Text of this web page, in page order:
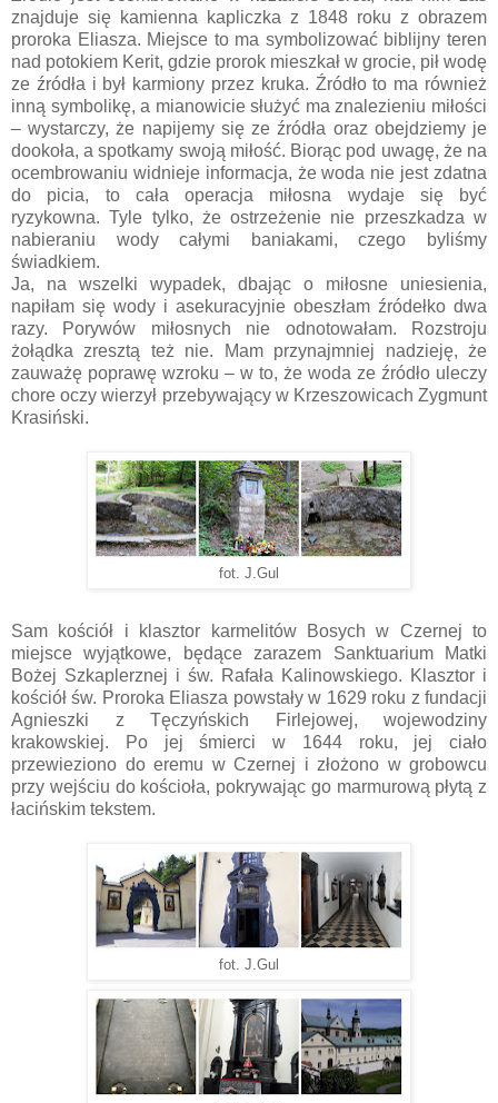
znajduje się kamienna kapliczka z 1848 roku z obrazem
proroka Eliasza. Miejsce to ma symbolizować biblijny teren
nad potokiem Kerit, gdzie prorok mieszkał w grocie, pił wodę
ze źródła i był karmiony przez kruka. Źródło to ma również
inną symbolikę, a mianowicie służyć ma znalezieniu miłości
– wystarczy, że napijemy się ze źródła oraz obejdziemy je
dookoła, a spotkamy swoją miłość. Biorąc pod uwagę, że na
ocembrowaniu widnieje informacja, że woda nie jest zdatna
do picia, to cała operacja miłosna wydaje się być
ryzykowna. Tyle tylko, że ostrzeżenie nie przeszkadza w
nabieraniu wody całymi baniakami, czego byliśmy
świadkiem.
Ja, na wszelki wypadek, dbając o miłosne uniesienia,
napiłam się wody i asekuracyjnie obeszłam źródełko dwa
razy. Porywów miłosnych nie odnotowałam. Rozstroju
żołądka zresztą też nie. Mam przynajmniej nadzieję, że
zauważę poprawę wzroku – w to, że woda ze źródło uleczy
chore oczy wierzył przebywający w Krzeszowicach Zygmunt
Krasiński.
fot. J.Gul
Sam kościół i klasztor karmelitów Bosych w Czernej to
miejsce wyjątkowe, będące zarazem Sanktuarium Matki
Bożej Szkaplerznej i św. Rafała Kalinowskiego. Klasztor i
kościół św. Proroka Eliasza powstały w 1629 roku z fundacji
Agnieszki z Tęczyńskich Firlejowej, wojewodziny
krakowskiej. Po jej śmierci w 1644 roku, jej ciało
przewieziono do eremu w Czernej i złożono w grobowcu
przy wejściu do kościoła, pokrywając go marmurową płytą z
łacińskim tekstem.
fot. J.Gul